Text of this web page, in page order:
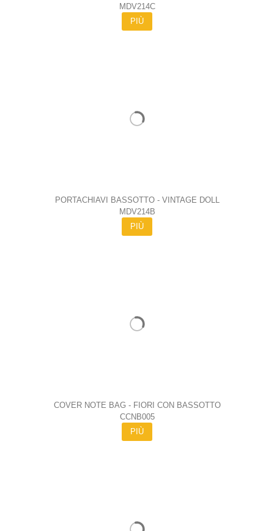
MDV214C
PIÙ
PORTACHIAVI BASSOTTO - VINTAGE DOLL
MDV214B
PIÙ
COVER NOTE BAG - FIORI CON BASSOTTO
CCNB005
PIÙ